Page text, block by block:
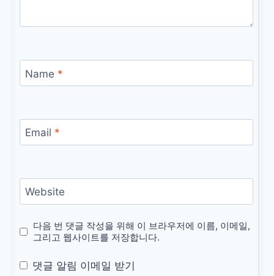
Name *
Email *
Website
다음 번 댓글 작성을 위해 이 브라우저에 이름, 이메일,
그리고 웹사이트를 저장합니다.
댓글 알림 이메일 받기